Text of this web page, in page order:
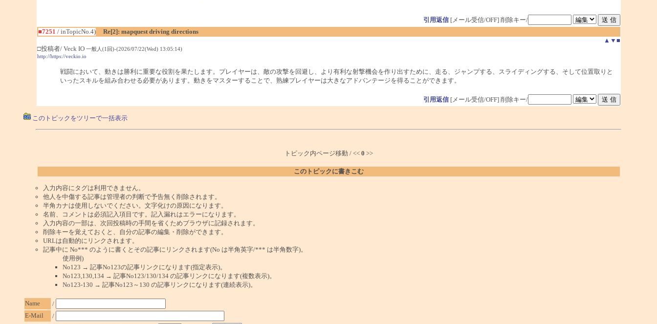
引用返信[メール受信/OFF] 削除キー/
■7251 / inTopicNo.4)
Re[2]: mapquest driving directions
▲ ▼ ■
□投稿者/ Veck IO 一般人(1回)-(2026/07/22(Wed) 13:05:14)
http://https://veckio.io
戦闘において、動きは勝利に重要な役割を果たします。プレイヤーは、敵の攻撃を回避し、より有利な射撃機会を作り出すために、走る、ジャンプする、スライディングする、そして位置取りと
いったスキルを組み合わせる必要があります。動きをマスターすることで、熟練プレイヤーは大きなアドバンテージを得ることができます。
引用返信[メール受信/OFF] 削除キー/
このトピックをツリーで一括表示
トピック内ページ移動 / << 0 >>
このトピックに書きこむ
入力内容にタグは利用できません。
他人を中傷する記事は管理者の判断で予告無く削除されます。
半角カナは使用しないでください。文字化けの原因になります。
名前、コメントは必須記入項目です。記入漏れはエラーになります。
入力内容の一部は、次回投稿時の手間を省くためブラウザに記録されます。
削除キーを覚えておくと、自分の記事の編集・削除ができます。
URLは自動的にリンクされます。
記事中に No*** のように書くとその記事にリンクされます(No は半角英字/*** は半角数字)。
使用例)
No123 → 記事No123の記事リンクになります(指定表示)。
No123,130,134 → 記事No123/130/134 の記事リンクになります(複数表示)。
No123-130 → 記事No123～130 の記事リンクになります(連続表示)。
Name
/
E-Mail
/